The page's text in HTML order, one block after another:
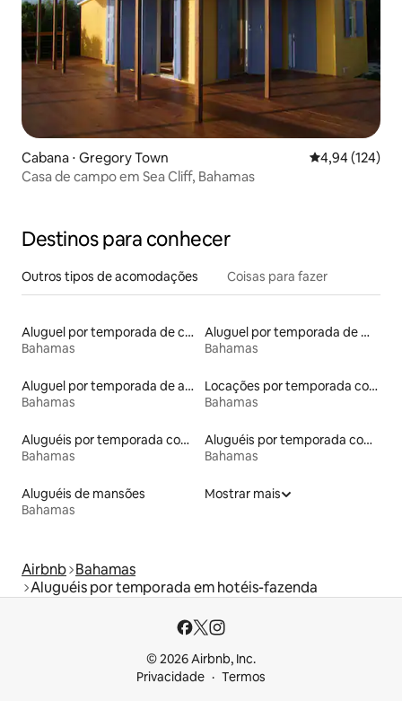
Cabana ⋅ Gregory Town 4,94 de uma
4,94 (124)
Casa de campo em Sea Cliff, Bahamas
Destinos para conhecer
Outros tipos de acomodações Coisas para fazer
Aluguel por temporada de casas-barco
Bahamas
Aluguel por temporada de microcasas
Bahamas
Aluguel por temporada de apart-hotéis
Bahamas
Locações por temporada com piscina
Bahamas
Aluguéis por temporada com caiaque
Bahamas
Aluguéis por temporada com acesso à praia
Bahamas
Aluguéis de mansões
Bahamas
Mostrar mais
Airbnb Bahamas
Aluguéis por temporada em hotéis-fazenda
© 2026 Airbnb, Inc.
Privacidade
Termos